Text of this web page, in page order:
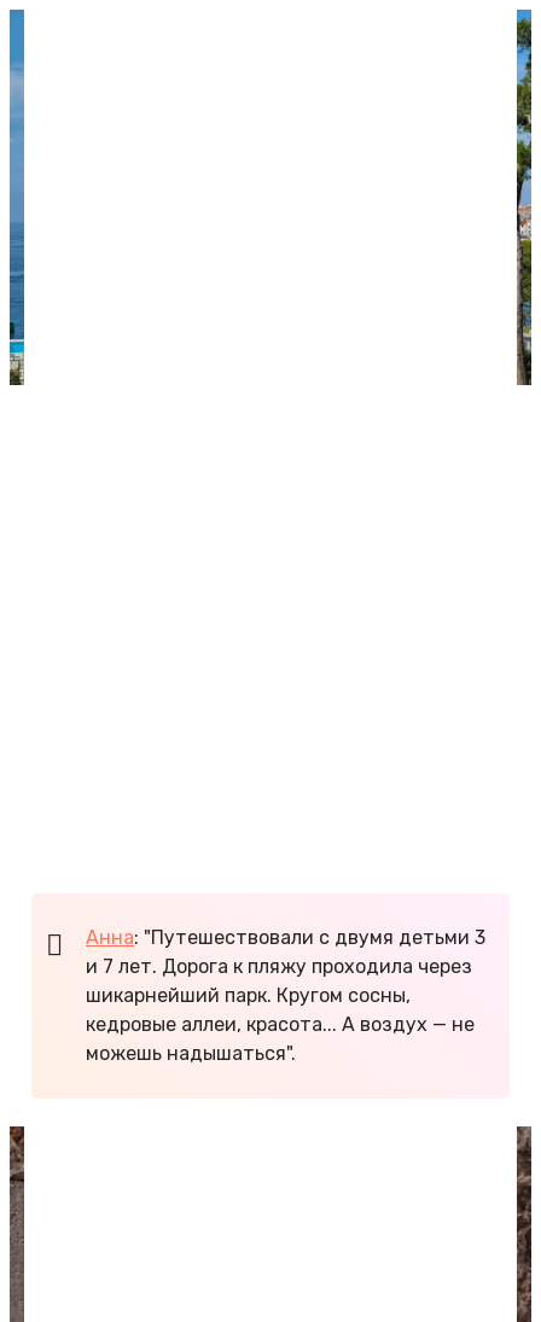
Анна: "Путешествовали с двумя детьми 3
и 7 лет. Дорога к пляжу проходила через
шикарнейший парк. Кругом сосны,
кедровые аллеи, красота... А воздух — не
можешь надышаться".